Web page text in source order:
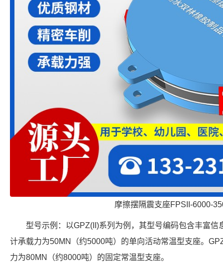
摩擦摆隔震支座FPSII-6000-
型号示例：以GPZ(II)系列为例，其型号编码包含丰富
计承载力为50MN（约5000吨）的单向活动常温型支座。
力为80MN（约8000吨）的固定常温型支座。